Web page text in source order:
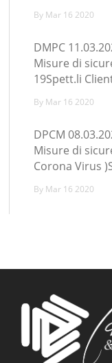
By Mar 16 2020
DMPC
Misure di
19Spett.li
By Mar 16 2020
DPCM
Misure di
Corona Virus
By Mar 16 2020